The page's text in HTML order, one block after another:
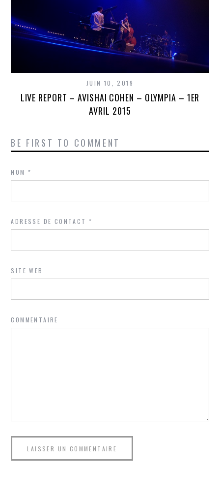
JUIN 10, 2019
LIVE REPORT – AVISHAI COHEN – OLYMPIA – 1ER
AVRIL 2015
BE FIRST TO COMMENT
NOM*
ADRESSE DE CONTACT*
SITE WEB
COMMENTAIRE